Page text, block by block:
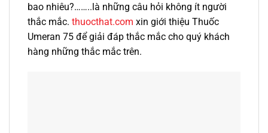
bao nhiêu?……..là những câu hỏi không ít người
thắc mắc. thuocthat.com xin giới thiệu Thuốc
Umeran 75 để giải đáp thắc mắc cho quý khách
hàng những thắc mắc trên.